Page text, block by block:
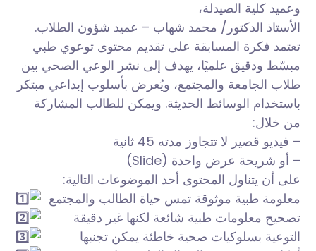
وعميد كلية الصيدلة،
الأستاذ الدكتور/ محمد شهاب – عميد شؤون الطلاب.
تعتمد فكرة المسابقة على تقديم محتوى توعوي طبي
مبسّط ودقيق علميًا، يهدف إلى نشر الوعي الصحي بين
طلاب الجامعة والمجتمع، ويُعرض بأسلوب إبداعي مبتكر
باستخدام الوسائط الحديثة. ويمكن للطالب المشاركة
من خلال:
– فيديو قصير لا تتجاوز مدته 45 ثانية
– أو شريحة عرض واحدة (Slide)
على أن يتناول المحتوى أحد الموضوعات التالية:
معلومة طبية موثوقة تمس حياة الطالب والمجتمع
تصحيح معلومات طبية شائعة لكنها غير دقيقة
التوعية بسلوكيات صحية خاطئة يمكن تجنبها